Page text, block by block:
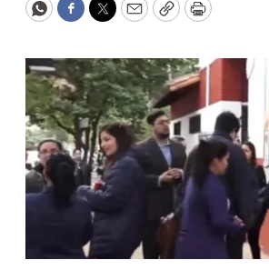
WhatsApp
Facebook
Twitter
EmailCopyPrint